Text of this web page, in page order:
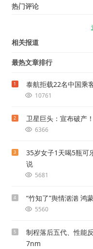
热门评论
相关报道
最热文章排行
1 泰航拒载22名中国乘
10761
2 卫星巨头：宣布破产！
6366
3
35岁女子1天喝5瓶可
说
5681
4 “竹知了”舆情汹汹 鸿
5560
5
制程落后五代、性能
7nm